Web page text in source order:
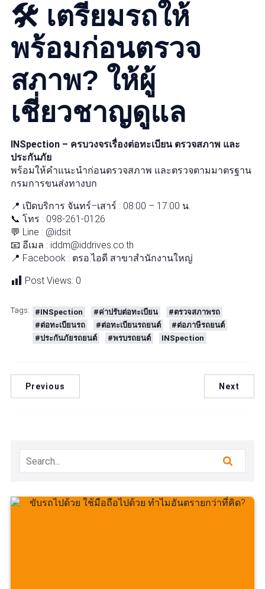
🛠 เตรียมรถให้
พร้อมก่อนตรวจ
สภาพ? ให้ผู้
เชี่ยวชาญดูแล
INSpection – ครบวงจรเรื่องต่อทะเบียน ตรวจสภาพ และ
ประกันภัย
พร้อมให้คำแนะนำก่อนตรวจสภาพ และตรวจตามมาตรฐาน
กรมการขนส่งทางบก
📍 เปิดบริการ จันทร์–เสาร์ : 08:00 – 17:00 น.
📞 โทร : 098-261-0126
💬 Line : @idsit
📧 อีเมล : iddm@iddrives.co.th
📍 Facebook : ตรอ.ไอดี สาขาสำนักงานใหญ่
Post Views: 0
Tags: #INSpection #ค่าปรับต่อทะเบียน
#ตรวจสภาพรถ
#ต่อทะเบียนรถ
#ต่อทะเบียนรถยนต์
#ต่อภาษีรถยนต์
#ประกันภัยรถยนต์
#พรบรถยนต์ INSpection
Previous Next